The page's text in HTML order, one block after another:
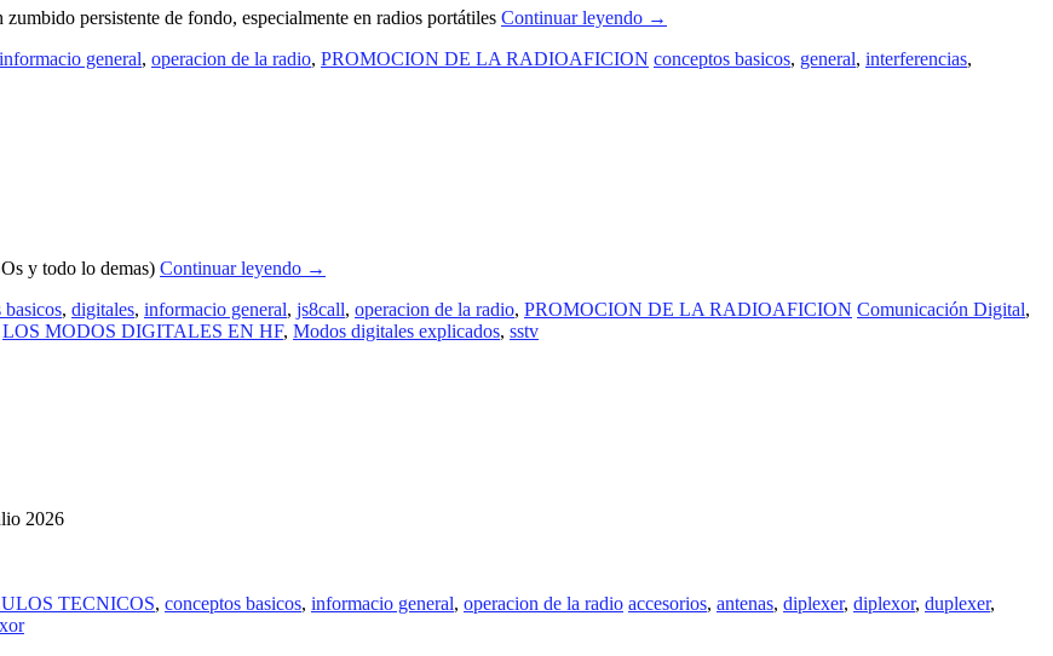
persistente de fondo, especialmente en radios portátiles Continuar leyendo →
informacio general, operacion de la radio, PROMOCION DE LA RADIOAFICION conceptos basicos, general, interferencias,
y todo lo demas) Continuar leyendo →
basicos, digitales, informacio general, js8call, operacion de la radio, PROMOCION DE LA RADIOAFICION Comunicación Digital,
LOS MODOS DIGITALES EN HF, Modos digitales explicados, sstv
2026
TECNICOS, conceptos basicos, informacio general, operacion de la radio accesorios, antenas, diplexer, diplexor, duplexer,